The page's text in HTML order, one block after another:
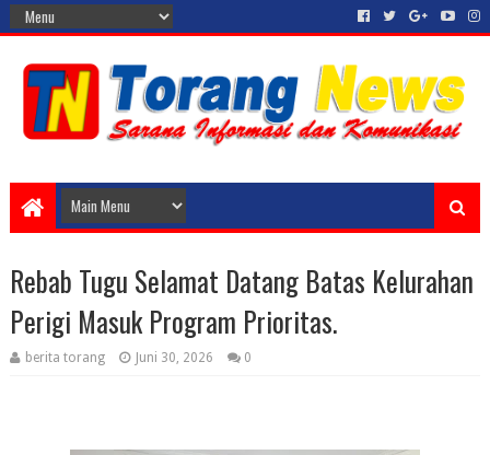
Rebab Tugu Selamat Datang Batas Kelurahan
Perigi Masuk Program Prioritas.
berita torang Juni 30, 2026 0